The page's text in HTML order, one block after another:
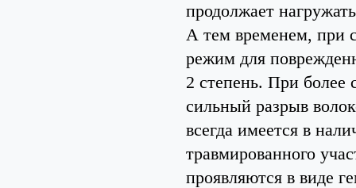
продолжает
А тем временем, при
режим для
2 степень. При более
сильный разрыв
всегда имеется в
травмированного
проявляются в виде